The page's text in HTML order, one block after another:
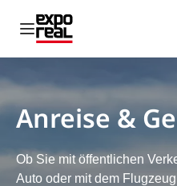
Navigation öffnen
Anreise &
Ob Sie mit öffentlichen
Auto oder mit dem